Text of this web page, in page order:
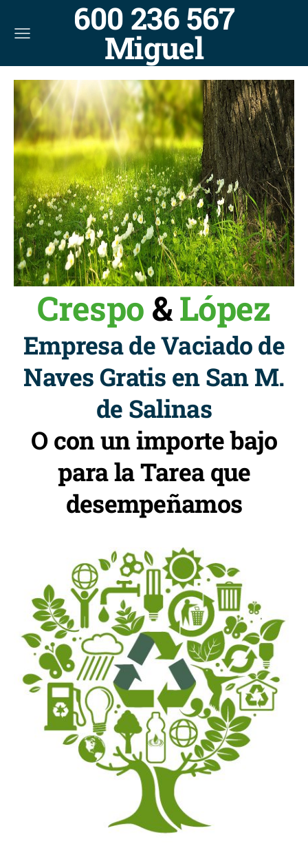
600 236 567
Miguel
Crespo &López
Empresa de Vaciado de
Naves Gratis en San M.
de Salinas
O con un importe bajo
para la Tarea que
desempeñamos